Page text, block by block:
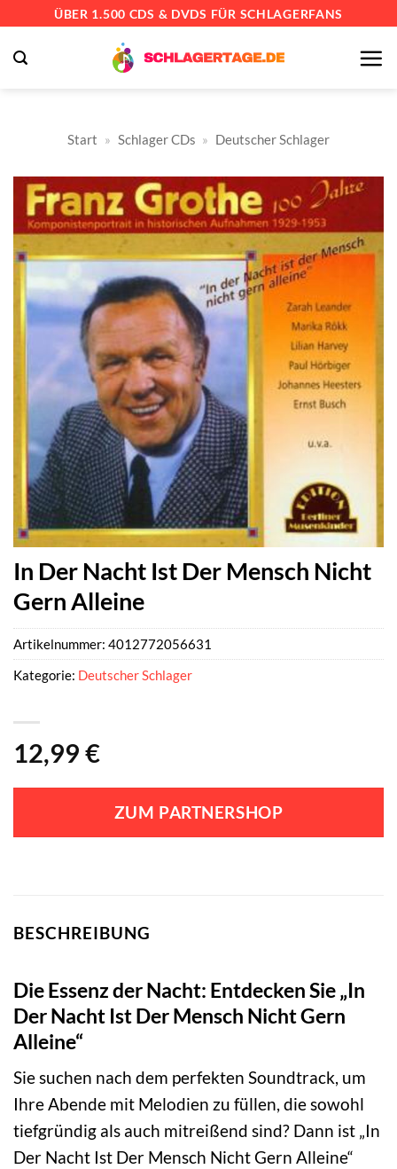
springen
ÜBER 1.500 CDS & DVDS FÜR SCHLAGERFANS
Start » Schlager CDs » Deutscher Schlager
In Der Nacht Ist Der Mensch Nicht
Gern Alleine
12,99 €
ZUM PARTNERSHOP
Artikelnummer: 4012772056631
Kategorie: Deutscher Schlager
BESCHREIBUNG
Die Essenz der Nacht: Entdecken Sie „In
Der Nacht Ist Der Mensch Nicht Gern
Alleine“
Sie suchen nach dem perfekten Soundtrack, um
Ihre Abende mit Melodien zu füllen, die sowohl
tiefgründig als auch mitreißend sind? Dann ist „In
Der Nacht Ist Der Mensch Nicht Gern Alleine“